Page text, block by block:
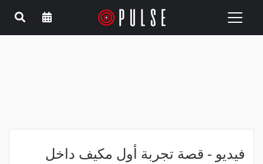
Toggle
فيديو - قصة تجربة أول مكيف داخل